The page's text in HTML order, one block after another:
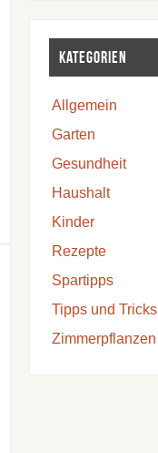
Kategorien
Allgemein
Garten
Gesundheit
Haushalt
Kinder
Rezepte
Spartipps
Tipps und Tricks
Zimmerpflanzen